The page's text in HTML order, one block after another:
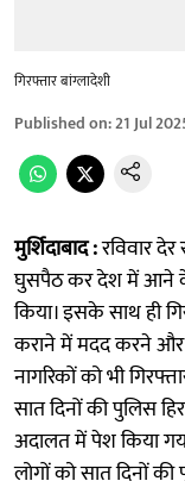
गिरफ्तार बांग्लादेशी
Published on:21 Jul
मुर्शिदाबाद :रविवार
घुसपैठ कर देश में आने के
किया। इसके साथ ही
कराने में मदद करने और
नागरिकों को भी
सात दिनों की पुलिस
अदालत में पेश किया
लोगों को सात दिनों